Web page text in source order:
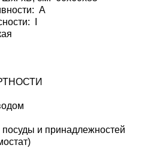
A
I
и принадлежностей